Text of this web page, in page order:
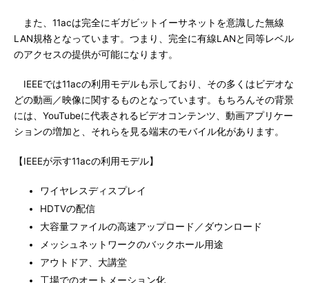
また、11acは完全にギガビットイーサネットを意識した無線
LAN規格となっています。つまり、完全に有線LANと同等レベル
のアクセスの提供が可能になります。
IEEEでは11acの利用モデルも示しており、その多くはビデオな
どの動画／映像に関するものとなっています。もちろんその背景
には、YouTubeに代表されるビデオコンテンツ、動画アプリケー
ションの増加と、それらを見る端末のモバイル化があります。
【IEEEが示す11acの利用モデル】
ワイヤレスディスプレイ
HDTVの配信
大容量ファイルの高速アップロード／ダウンロード
メッシュネットワークのバックホール用途
アウトドア、大講堂
工場でのオートメーション化